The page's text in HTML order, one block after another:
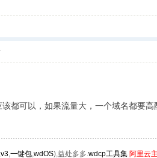
都可以，如果流量大，一个域名都要高
,v3,一键包,wdOS),益处多多.wdcp工具集 阿里云